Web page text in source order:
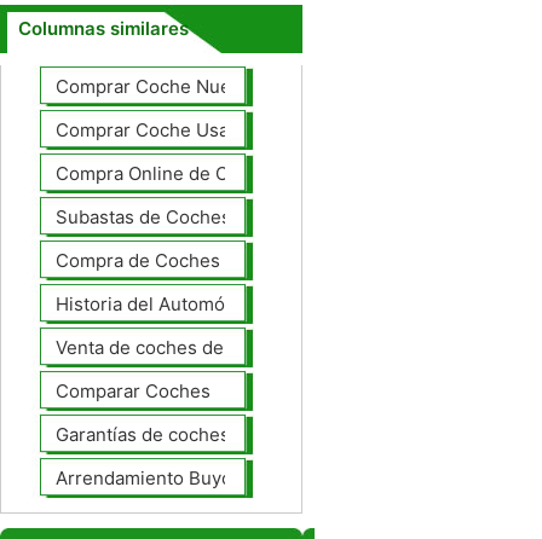
Columnas similares
Comprar Coche Nuevo
Comprar Coche Usado
Compra Online de Coches
Subastas de Coches
Compra de Coches Basics
Historia del Automóvil
Venta de coches de lujo
Comparar Coches
Garantías de coches ampliado
Arrendamiento Buyout